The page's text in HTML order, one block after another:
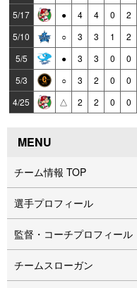
5/17
● 4 4 0 2
5/10
○ 3 3 1 2
5/5
● 3 3 0 0
5/3
○ 3 2 0 0
4/25
△ 2 2 0 0
MENU
チーム情報 TOP
選手プロフィール
監督・コーチプロフィール
チームスローガン